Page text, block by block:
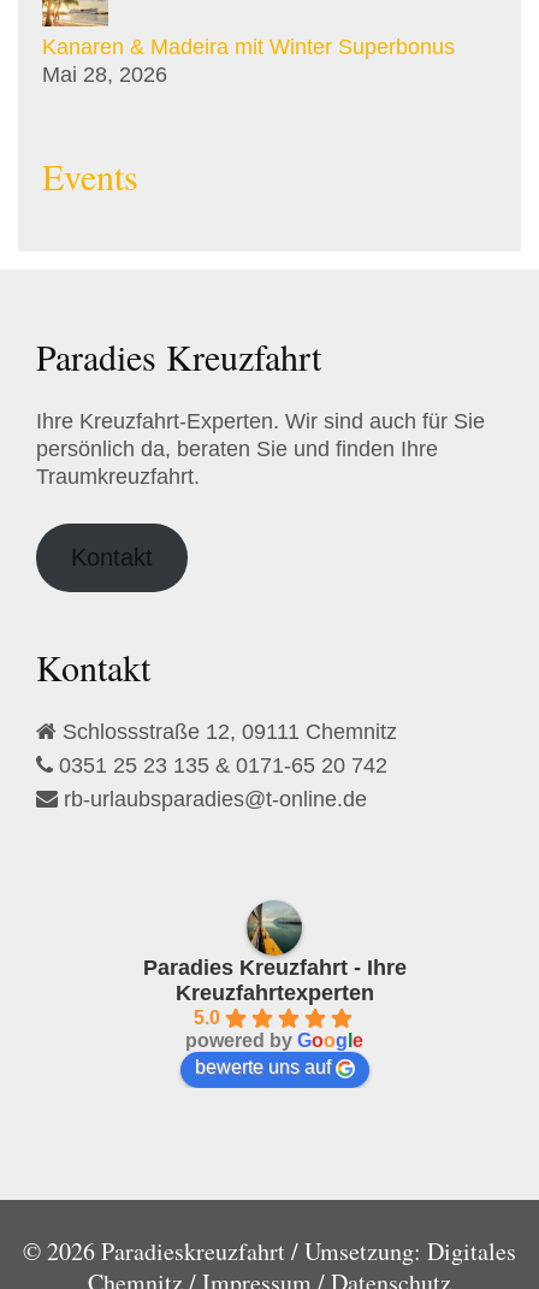
Kanaren & Madeira mit Winter Superbonus
Mai 28, 2026
Events
Paradies Kreuzfahrt
Ihre Kreuzfahrt-Experten. Wir sind auch für Sie
persönlich da, beraten Sie und finden Ihre
Traumkreuzfahrt.
Kontakt
Kontakt
Schlossstraße 12, 09111 Chemnitz
0351 25 23 135 & 0171-65 20 742
rb-urlaubsparadies@t-online.de
Paradies Kreuzfahrt - Ihre
Kreuzfahrtexperten
5.0
powered by Goog e
bewerte uns auf
© 2026 Paradieskreuzfahrt / Umsetzung: Digitales
Chemnitz /Impressum /Datenschutz